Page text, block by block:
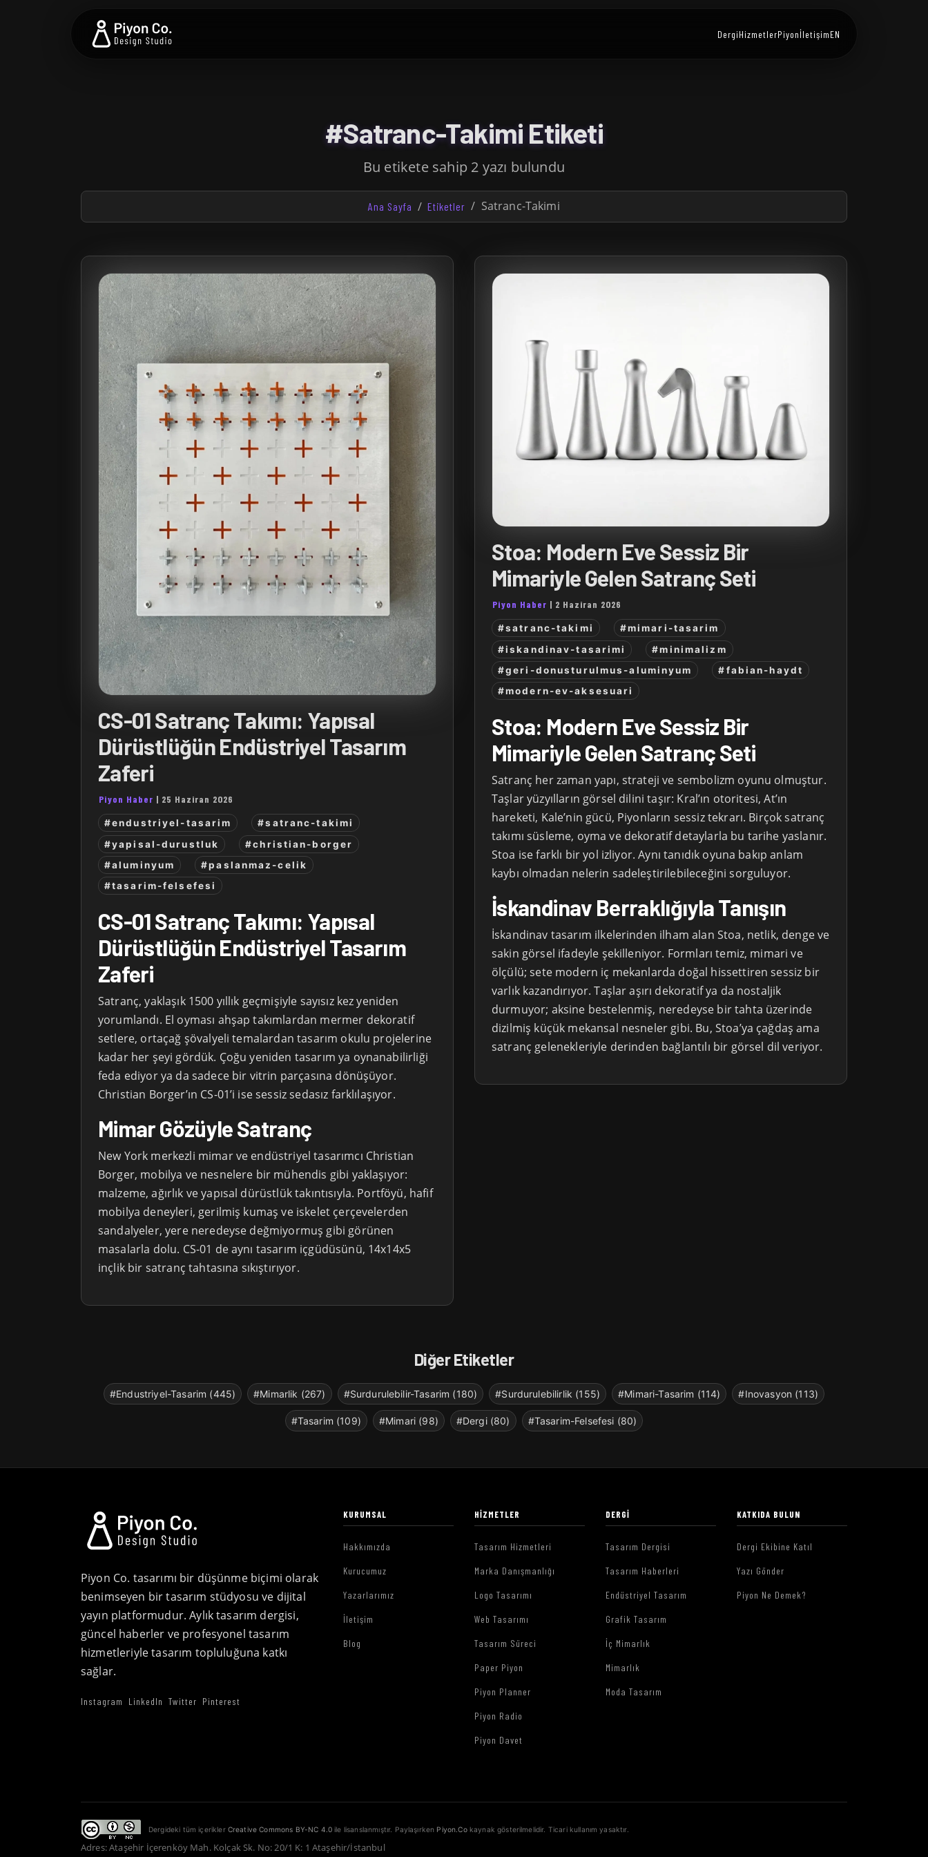
DergiHizmetlerPiyonİletişimEN
#Satranc-Takimi Etiketi
Bu etikete sahip 2 yazı bulundu
Ana Sayfa Etiketler Satranc-Takimi
CS-01 Satranç Takımı: Yapısal
Dürüstlüğün Endüstriyel Tasarım
Zaferi
Piyon Haber | 25 Haziran 2026
#endustriyel-tasarim
#satranc-takimi
#yapisal-durustluk
#christian-borger
#aluminyum
#paslanmaz-celik
#tasarim-felsefesi
CS-01 Satranç Takımı: Yapısal
Dürüstlüğün Endüstriyel Tasarım
Zaferi
Satranç, yaklaşık 1500 yıllık geçmişiyle sayısız kez yeniden
yorumlandı. El oyması ahşap takımlardan mermer dekoratif
setlere, ortaçağ şövalyeli temalardan tasarım okulu projelerine
kadar her şeyi gördük. Çoğu yeniden tasarım ya oynanabilirliği
feda ediyor ya da sadece bir vitrin parçasına dönüşüyor.
Christian Borger’ın CS-01’i ise sessiz sedasız farklılaşıyor.
Mimar Gözüyle Satranç
New York merkezli mimar ve endüstriyel tasarımcı Christian
Borger, mobilya ve nesnelere bir mühendis gibi yaklaşıyor:
malzeme, ağırlık ve yapısal dürüstlük takıntısıyla. Portföyü, hafif
mobilya deneyleri, gerilmiş kumaş ve iskelet çerçevelerden
sandalyeler, yere neredeyse değmiyormuş gibi görünen
masalarla dolu. CS-01 de aynı tasarım içgüdüsünü, 14x14x5
inçlik bir satranç tahtasına sıkıştırıyor.
Stoa: Modern Eve Sessiz Bir
Mimariyle Gelen Satranç Seti
Piyon Haber | 2 Haziran 2026
#satranc-takimi
#mimari-tasarim
#iskandinav-tasarimi
#minimalizm
#geri-donusturulmus-aluminyum
#fabian-haydt
#modern-ev-aksesuari
Stoa: Modern Eve Sessiz Bir
Mimariyle Gelen Satranç Seti
Satranç her zaman yapı, strateji ve sembolizm oyunu olmuştur.
Taşlar yüzyılların görsel dilini taşır: Kral’ın otoritesi, At’ın
hareketi, Kale’nin gücü, Piyonların sessiz tekrarı. Birçok satranç
takımı süsleme, oyma ve dekoratif detaylarla bu tarihe yaslanır.
Stoa ise farklı bir yol izliyor. Aynı tanıdık oyuna bakıp anlam
kaybı olmadan nelerin sadeleştirilebileceğini sorguluyor.
İskandinav Berraklığıyla Tanışın
İskandinav tasarım ilkelerinden ilham alan Stoa, netlik, denge ve
sakin görsel ifadeyle şekilleniyor. Formları temiz, mimari ve
ölçülü; sete modern iç mekanlarda doğal hissettiren sessiz bir
varlık kazandırıyor. Taşlar aşırı dekoratif ya da nostaljik
durmuyor; aksine bestelenmiş, neredeyse bir tahta üzerinde
dizilmiş küçük mekansal nesneler gibi. Bu, Stoa’ya çağdaş ama
satranç gelenekleriyle derinden bağlantılı bir görsel dil veriyor.
Diğer Etiketler
#Endustriyel-Tasarim (445) #Mimarlik (267) #Surdurulebilir-Tasarim (180) #Surdurulebilirlik (155) #Mimari-Tasarim (114) #Inovasyon (113)
#Tasarim (109) #Mimari (98) #Dergi (80) #Tasarim-Felsefesi (80)
Piyon Co. tasarımı bir düşünme biçimi olarak
benimseyen bir tasarım stüdyosu ve dijital
yayın platformudur. Aylık tasarım dergisi,
güncel haberler ve profesyonel tasarım
hizmetleriyle tasarım topluluğuna katkı
sağlar.
Instagram LinkedIn Twitter Pinterest
KURUMSAL
Hakkımızda
Kurucumuz
Yazarlarımız
İletişim
Blog
HIZMETLER
Tasarım Hizmetleri
Marka Danışmanlığı
Logo Tasarımı
Web Tasarımı
Tasarım Süreci
Paper Piyon
Piyon Planner
Piyon Radio
Piyon Davet
DERGI
Tasarım Dergisi
Tasarım Haberleri
Endüstriyel Tasarım
Grafik Tasarım
İç Mimarlık
Mimarlık
Moda Tasarım
KATKIDA BULUN
Dergi Ekibine Katıl
Yazı Gönder
Piyon Ne Demek?
Dergideki tüm içerikler Creative Commons BY-NC 4.0 ile lisanslanmıştır. Paylaşırken Piyon.Cokaynak gösterilmelidir. Ticari kullanım yasaktır.
Adres: Ataşehir İçerenköy Mah. Kolçak Sk. No: 20/1 K: 1 Ataşehir/İstanbul